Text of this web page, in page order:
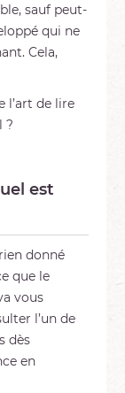
sauf peut-
qui ne
Cela,
l’art de lire
?
est
donné
que le
vous
l’un de
dès
en